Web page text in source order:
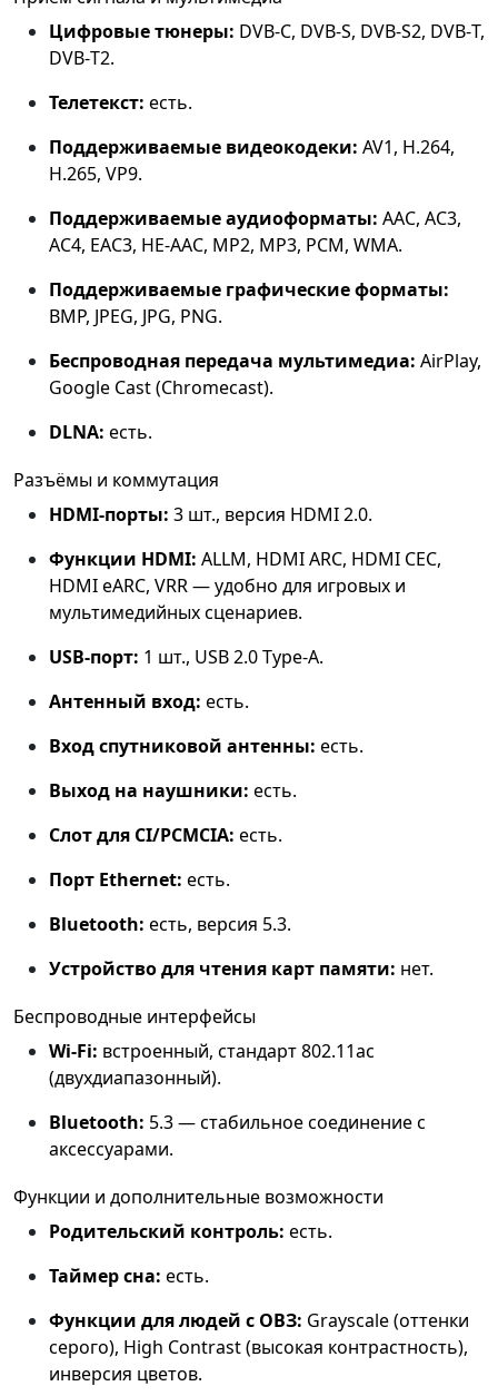
Цифровые тюнеры: DVB‑C, DVB‑S, DVB‑S2, DVB‑T,
DVB‑T2.
Телетекст: есть.
Поддерживаемые видеокодеки: AV1, H.264,
H.265, VP9.
Поддерживаемые аудиоформаты: AAC, AC3,
AC4, EAC3, HE‑AAC, MP2, MP3, PCM, WMA.
Поддерживаемые графические форматы:
BMP, JPEG, JPG, PNG.
Беспроводная передача мультимедиа: AirPlay,
Google Cast (Chromecast).
DLNA: есть.
Разъёмы и коммутация
HDMI‑порты: 3 шт., версия HDMI 2.0.
Функции HDMI: ALLM, HDMI ARC, HDMI CEC,
HDMI eARC, VRR — удобно для игровых и
мультимедийных сценариев.
USB‑порт: 1 шт., USB 2.0 Type‑A.
Антенный вход: есть.
Вход спутниковой антенны: есть.
Выход на наушники: есть.
Слот для CI/PCMCIA: есть.
Порт Ethernet: есть.
Bluetooth: есть, версия 5.3.
Устройство для чтения карт памяти: нет.
Беспроводные интерфейсы
Wi‑Fi: встроенный, стандарт 802.11ac
(двухдиапазонный).
Bluetooth: 5.3 — стабильное соединение с
аксессуарами.
Функции и дополнительные возможности
Родительский контроль: есть.
Таймер сна: есть.
Функции для людей с ОВЗ: Grayscale (оттенки
серого), High Contrast (высокая контрастность),
инверсия цветов.